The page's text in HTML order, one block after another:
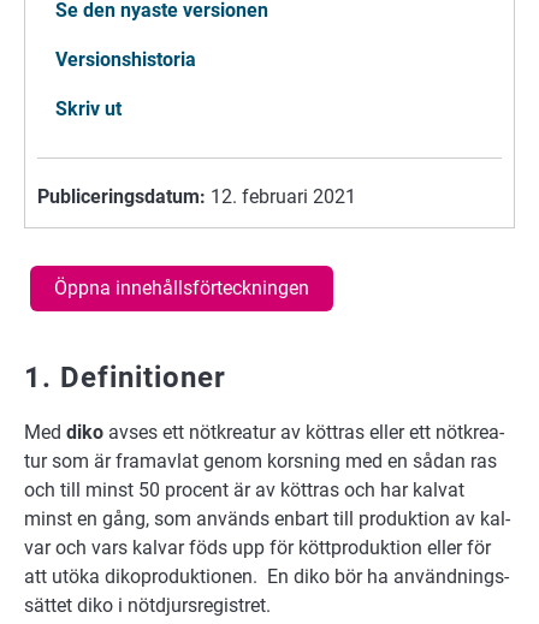
Se den nyaste versionen
Versionshistoria
Skriv ut
Publiceringsdatum: 12. februari 2021
Öppna innehållsförteckningen
1. Definitioner
Med diko av­ses ett nöt­kre­a­tur av kött­ras el­ler ett nöt­kre­a­
tur som är fram­av­lat ge­nom kors­ning med en så­dan ras
och till minst 50 pro­cent är av kött­ras och har kal­vat
minst en gång, som an­vänds en­bart till pro­duk­tion av kal­
var och vars kal­var föds upp för kött­pro­duk­tion el­ler för
att ut­öka di­ko­pro­duk­tio­nen. En diko bör ha användnings­
sät­tet diko i nöt­djurs­re­gist­ret.